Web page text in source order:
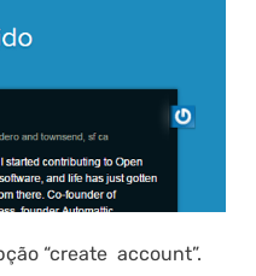
“create account”.